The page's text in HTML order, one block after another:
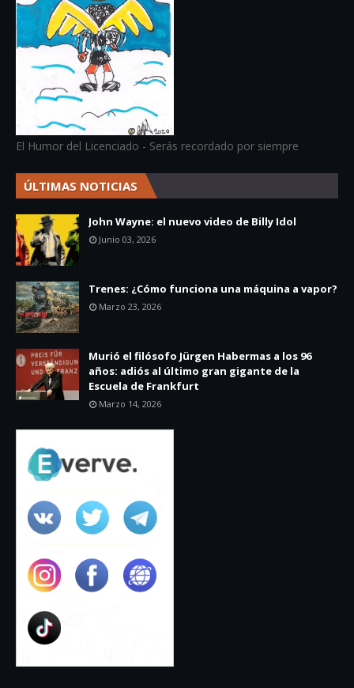
El Humor del Licenciado - Serás recordado por siempre
ÚLTIMAS NOTICIAS
John Wayne: el nuevo video de Billy Idol
Junio 03, 2026
Trenes: ¿Cómo funciona una máquina a vapor?
Marzo 23, 2026
Murió el filósofo Jürgen Habermas a los 96
años: adiós al último gran gigante de la
Escuela de Frankfurt
Marzo 14, 2026